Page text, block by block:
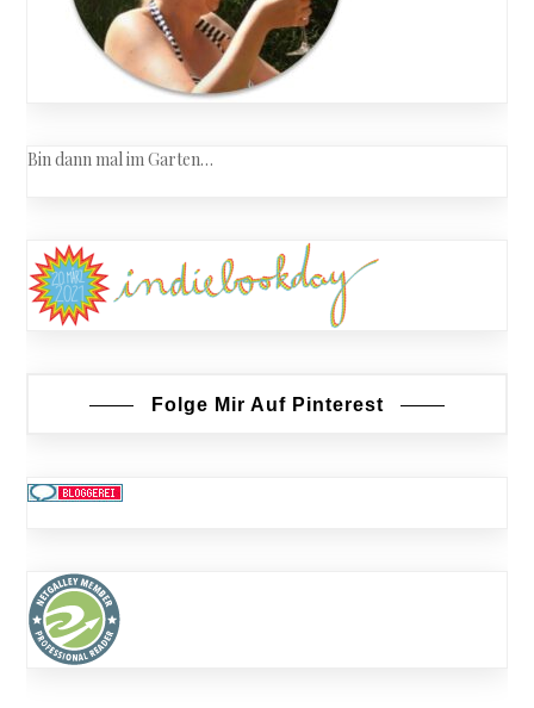
Bin dann mal im Garten…
Folge Mir Auf Pinterest